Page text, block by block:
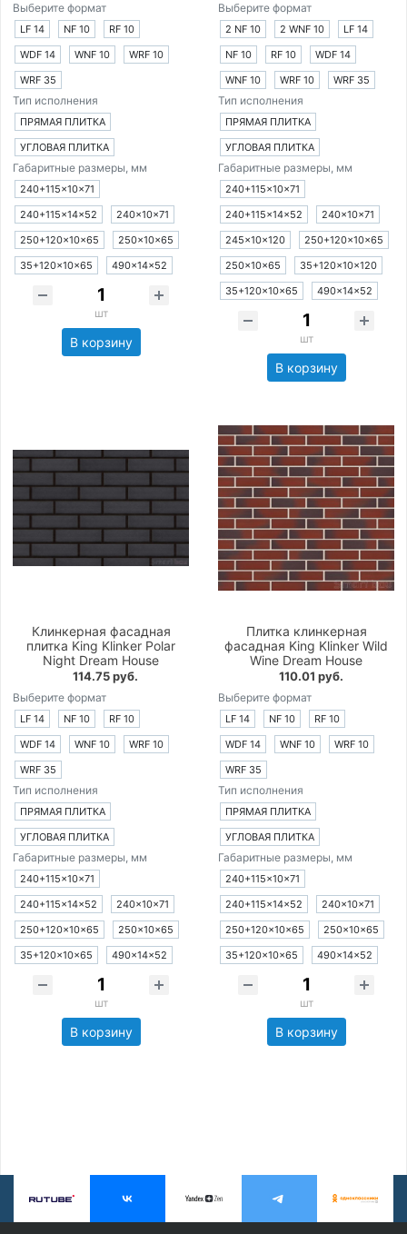
Выберите формат
LF 14 NF 10
RF 10
WDF 14
WNF 10
WRF 10
WRF 35
Тип исполнения
ПРЯМАЯ ПЛИТКА
УГЛОВАЯ ПЛИТКА
Габаритные размеры, мм
240+115×10×71
240+115×14×52
240×10×71
250+120×10×65
250×10×65
35+120×10×65
490×14×52
шт
В корзину
Выберите формат
2 NF 10 2 WNF 10
LF 14
NF 10
RF 10
WDF 14
WNF 10
WRF 10 WRF 35
Тип исполнения
ПРЯМАЯ ПЛИТКА
УГЛОВАЯ ПЛИТКА
Габаритные размеры, мм
240+115×10×71
240+115×14×52
240×10×71
245×10×120
250+120×10×65
250×10×65
35+120×10×120
35+120×10×65
490×14×52
шт
В корзину
Клинкерная фасадная
плитка King Klinker Polar
Night Dream House
114.75 руб.
Выберите формат
LF 14 NF 10
RF 10
WDF 14
WNF 10
WRF 10
WRF 35
Тип исполнения
ПРЯМАЯ ПЛИТКА
УГЛОВАЯ ПЛИТКА
Габаритные размеры, мм
240+115×10×71
240+115×14×52
240×10×71
250+120×10×65
250×10×65
35+120×10×65
490×14×52
шт
В корзину
Плитка клинкерная
фасадная King Klinker Wild
Wine Dream House
110.01 руб.
Выберите формат
LF 14 NF 10
RF 10
WDF 14
WNF 10
WRF 10
WRF 35
Тип исполнения
ПРЯМАЯ ПЛИТКА
УГЛОВАЯ ПЛИТКА
Габаритные размеры, мм
240+115×10×71
240+115×14×52
240×10×71
250+120×10×65
250×10×65
35+120×10×65
490×14×52
шт
В корзину